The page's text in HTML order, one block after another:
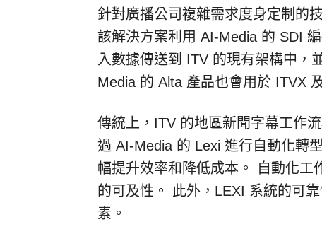
針對廣播公司複雜需求度身定制的
該解決方案利用 AI-Media 的 SDI
入數據傳送到 ITV 的現有架構中，
Media 的 Alta 產品也會用於 ITVX
傳統上，ITV 的地區新聞字幕工作
過 AI-Media 的 Lexi 進行自動化轉
幅提升效率和降低成本。 自動化工
的可及性。 此外，LEXI 系統的可
素。